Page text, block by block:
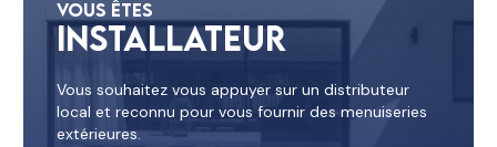
Vous êtes
Installateur
Vous souhaitez vous appuyer sur un distributeur
local et reconnu pour vous fournir des menuiseries
extérieures.